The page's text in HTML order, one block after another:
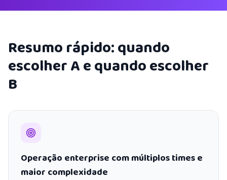
Resumo rápido: quando
escolher A e quando escolher
B
Operação enterprise com múltiplos times e
maior complexidade